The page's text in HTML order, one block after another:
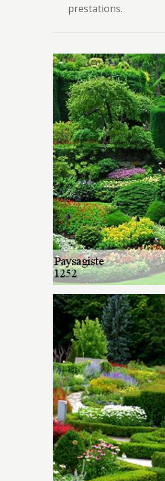
prestations.